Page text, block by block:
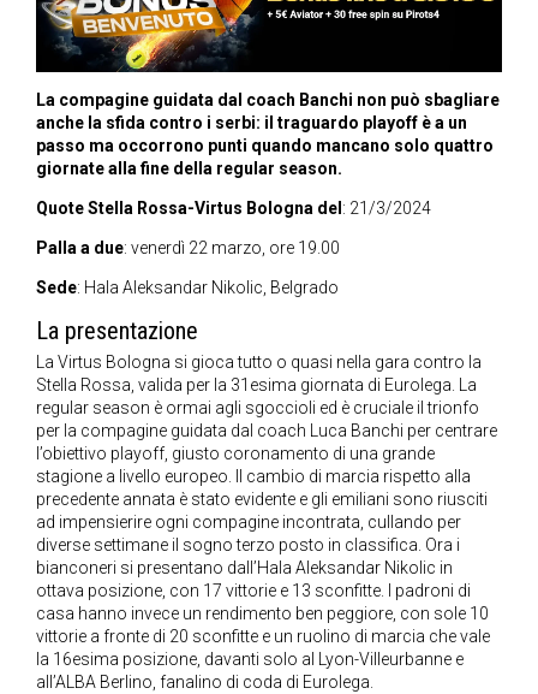
La compagine guidata dal coach Banchi non può sbagliare
anche la sfida contro i serbi: il traguardo playoff è a un
passo ma occorrono punti quando mancano solo quattro
giornate alla fine della regular season.
Quote Stella Rossa-Virtus Bologna del : 21/3/2024
Palla a due: venerdì 22 marzo, ore 19.00
Sede: Hala Aleksandar Nikolic, Belgrado
La presentazione
La Virtus Bologna si gioca tutto o quasi nella gara contro la
Stella Rossa, valida per la 31esima giornata di Eurolega. La
regular season è ormai agli sgoccioli ed è cruciale il trionfo
per la compagine guidata dal coach Luca Banchi per centrare
l’obiettivo playoff, giusto coronamento di una grande
stagione a livello europeo. Il cambio di marcia rispetto alla
precedente annata è stato evidente e gli emiliani sono riusciti
ad impensierire ogni compagine incontrata, cullando per
diverse settimane il sogno terzo posto in classifica. Ora i
bianconeri si presentano dall’Hala Aleksandar Nikolic in
ottava posizione, con 17 vittorie e 13 sconfitte. I padroni di
casa hanno invece un rendimento ben peggiore, con sole 10
vittorie a fronte di 20 sconfitte e un ruolino di marcia che vale
la 16esima posizione, davanti solo al Lyon-Villeurbanne e
all’ALBA Berlino, fanalino di coda di Eurolega.